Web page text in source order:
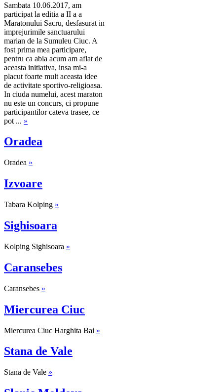
Sambata 10.06.2017, am
participat la editia a II a a
Maratonului Sacru, desfasurat in
imprejurimile sanctuarului
marian de la Sumuleu Ciuc. A
fost prima mea participare,
pentru ca abia acum am aflat de
aceasta initiativa, insa mi-a
placut foarte mult aceasta idee
de activitate sportivo-religioasa.
In ciuda numelui, acest maraton
nu este un concurs, ci propune
participantilor cateva trasee, ce
pot ... »
Oradea
Oradea »
Izvoare
Tabara Kolping »
Sighisoara
Kolping Sighisoara »
Caransebes
Caransebes »
Miercurea Ciuc
Miercurea Ciuc Harghita Bai »
Stana de Vale
Stana de Vale »